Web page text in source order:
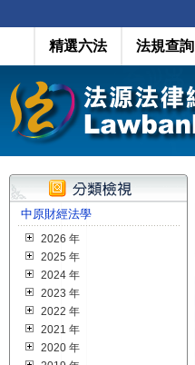
精選六法 法規查詢
中原財經法學
2026 年
2025 年
2024 年
2023 年
2022 年
2021 年
2020 年